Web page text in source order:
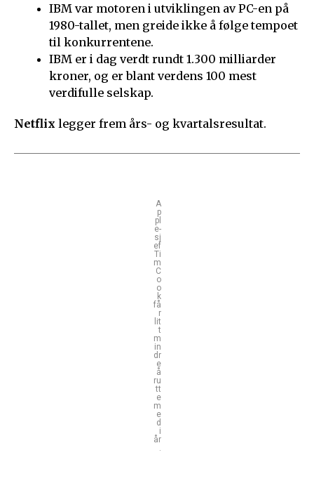
IBM var motoren i utviklingen av PC-en på
1980-tallet, men greide ikke å følge tempoet
til konkurrentene.
IBM er i dag verdt rundt 1.300 milliarder
kroner, og er blant verdens 100 mest
verdifulle selskap.
Netflix legger frem års- og kvartalsresultat.
A
p
pl
e-
sj
ef
Ti
m
C
o
o
k
få
r
lit
t
m
in
dr
e
å
ru
tt
e
m
e
d
i
år
.